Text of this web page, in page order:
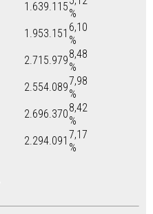
1.639.115
%
1.953.151 6,10
%
2.715.9798,48
%
2.554.0897,98
%
2.696.3708,42
%
2.294.091 7,17
%